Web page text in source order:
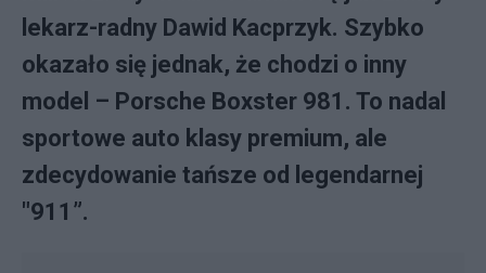
lekarz-radny Dawid Kacprzyk. Szybko
okazało się jednak, że chodzi o inny
model – Porsche Boxster 981. To nadal
sportowe auto klasy premium, ale
zdecydowanie tańsze od legendarnej
"911”.